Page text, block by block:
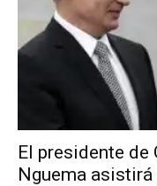
El presidente de
Nguema asistirá